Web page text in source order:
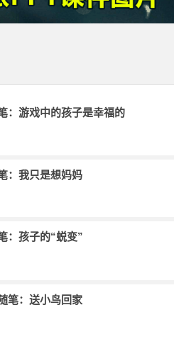
：游戏中的孩子是幸福的
：我只是想妈妈
：孩子的“蜕变”
笔：送小鸟回家